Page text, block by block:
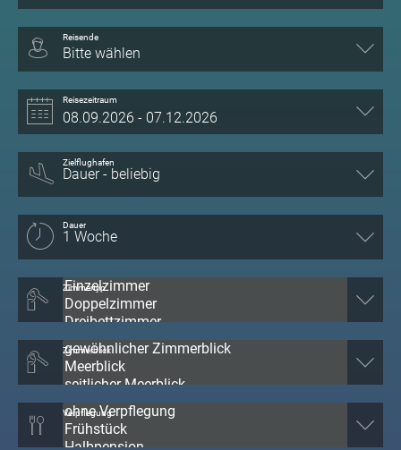
Reisende
Bitte wählen
Reisezeitraum
Zielflughafen
Dauer
Zimmertyp
Zimmerblick
Verpflegung